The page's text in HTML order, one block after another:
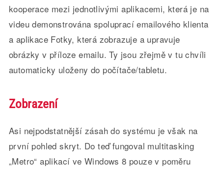
kooperace mezi jednotlivými aplikacemi, která je na
videu demonstrována spoluprací emailového klienta
a aplikace Fotky, která zobrazuje a upravuje
obrázky v příloze emailu. Ty jsou zřejmě v tu chvíli
automaticky uloženy do počítače/tabletu.
Zobrazení
Asi nejpodstatnější zásah do systému je však na
první pohled skryt. Do teď fungoval multitasking
„Metro“ aplikací ve Windows 8 pouze v poměru